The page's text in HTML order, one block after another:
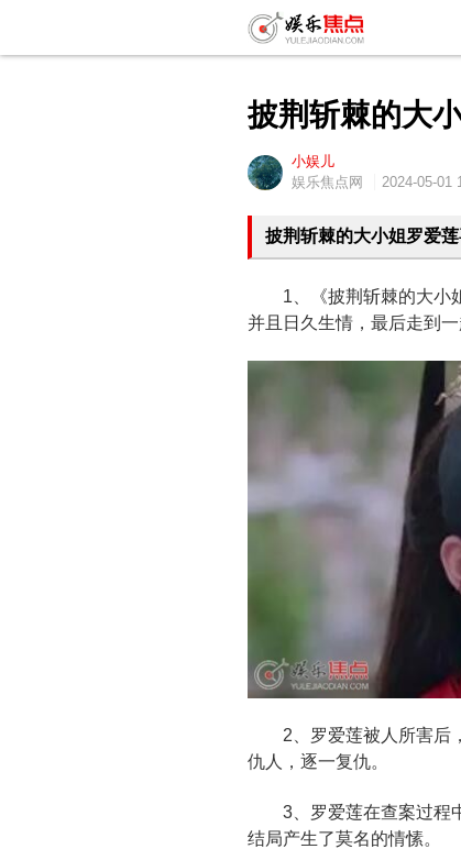
披荆斩棘的大
小娱儿
娱乐焦点网
2024-05-01
披荆斩棘的大小姐罗爱
1、《披荆斩棘的大小姐
并且日久生情，最后走到一
2、罗爱莲被人所害后，
仇人，逐一复仇。
3、罗爱莲在查案过程中
结局产生了莫名的情愫。